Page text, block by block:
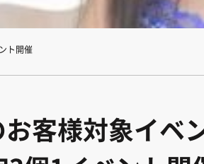
ト開催
客様対象イベ